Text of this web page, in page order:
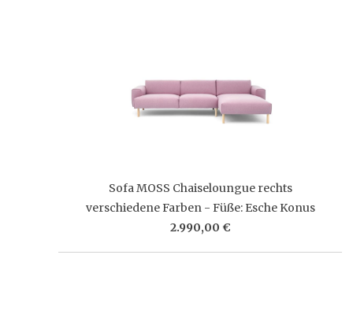
Sofa MOSS Chaiseloungue rechts
verschiedene Farben - Füße: Esche Konus
2.990,00 €